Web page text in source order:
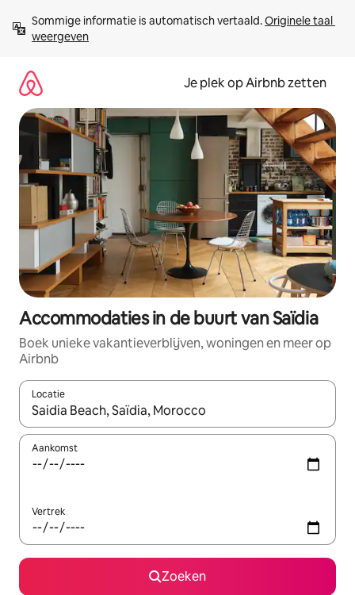
direct
naar
Sommige informatie is automatisch vertaald. Originele taal
weergeven
Je plek op Airbnb zetten
Accommodaties in de buurt van Saïdia
Boek unieke vakantieverblijven, woningen en meer op
Airbnb
Locatie
Wanneer er resultaten beschikbaar zijn, maak je een keuze
Aankomst
Vertrek
Zoeken